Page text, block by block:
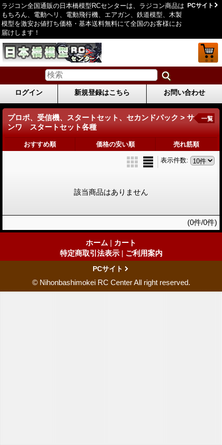
ラジコン全国通販の日本橋模型RCセンターは、ラジコン商品は
もちろん、電動ヘリ、電動飛行機、エアガン、鉄道模型、木製
模型を激安お値打ち価格・基本送料無料にて全国のお客様にお
届けします！
PCサイト
ログイン 新規登録はこちら お問い合わせ
プロポ、受信機、スタートセット、セカンドパック > サ
ンワ スタートセット各種
一覧
おすすめ順 価格の安い順 売れ筋順
表示件数:
該当商品はありません
(0件/0件)
ホーム | カート
特定商取引法表示 | ご利用案内
PCサイト
© Nihonbashimokei RC Center All right reserved.